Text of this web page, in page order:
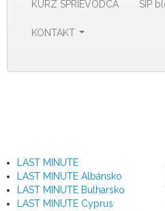
KURZ SPRIEVODCA SIP
KONTAKT
LAST MINUTE
LAST MINUTE Albánsko
LAST MINUTE Bulharsko
LAST MINUTE Cyprus